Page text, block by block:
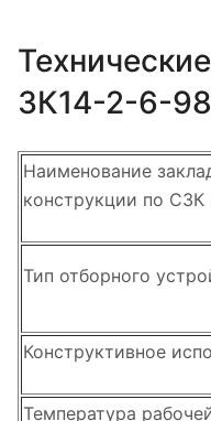
ЗК14-2-6-
Наименование
конструкции по СЗК
Тип отборного
Конструктивное
Температура